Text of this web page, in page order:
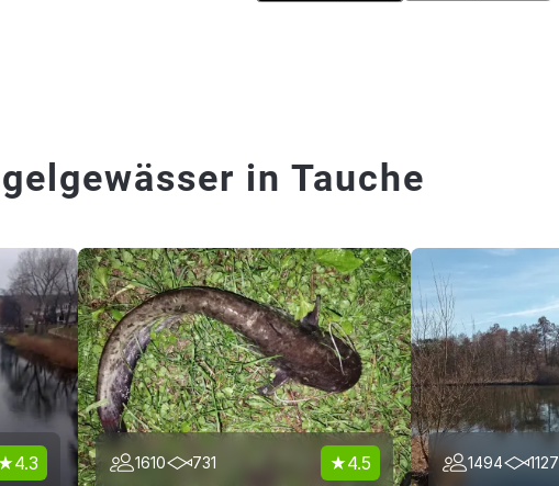
in Tauche
4.3 1610 731 4.5 1494 1127